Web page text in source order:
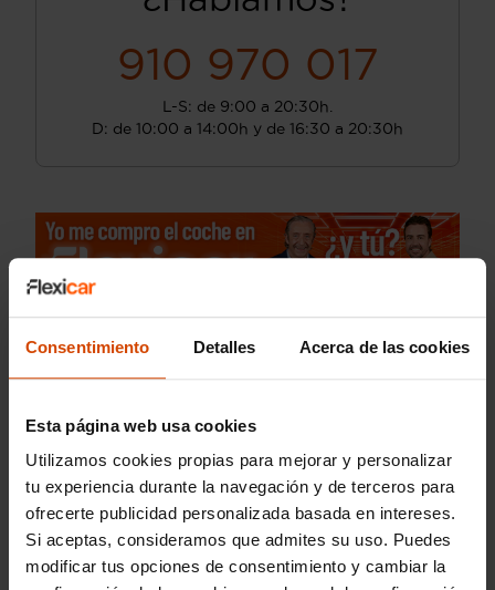
Consentimiento Detalles Acerca de las cookies
Esta página web usa cookies
Utilizamos cookies propias para mejorar y personalizar
tu experiencia durante la navegación y de terceros para
ofrecerte publicidad personalizada basada en intereses.
Si aceptas, consideramos que admites su uso. Puedes
modificar tus opciones de consentimiento y cambiar la
910 970 017
L-S: de 9:00 a 20:30h.
D: de 10:00 a 14:00h y de 16:30 a 20:30h